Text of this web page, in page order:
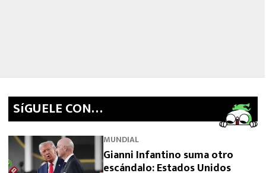
SíGUELE CON…
MUNDIAL
Gianni Infantino suma otro
escándalo: Estados Unidos